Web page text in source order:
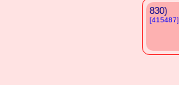
830)
[415487]